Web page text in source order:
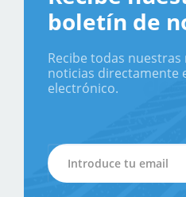
boletín de
Recibe todas nuestras
noticias directamente
electrónico.